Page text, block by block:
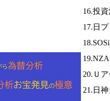
16.投
17.日
20.Ｕ
21.日